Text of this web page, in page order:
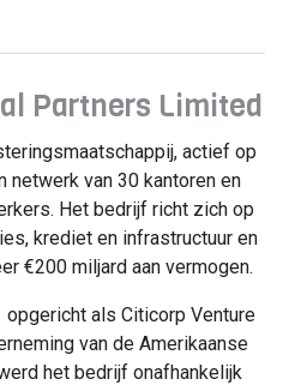
Partners Limited
actief op
netwerk van 30 kantoren en
Het bedrijf richt zich op
krediet en infrastructuur en
€200 miljard aan vermogen.
als Citicorp Venture
van de Amerikaanse
het bedrijf onafhankelijk